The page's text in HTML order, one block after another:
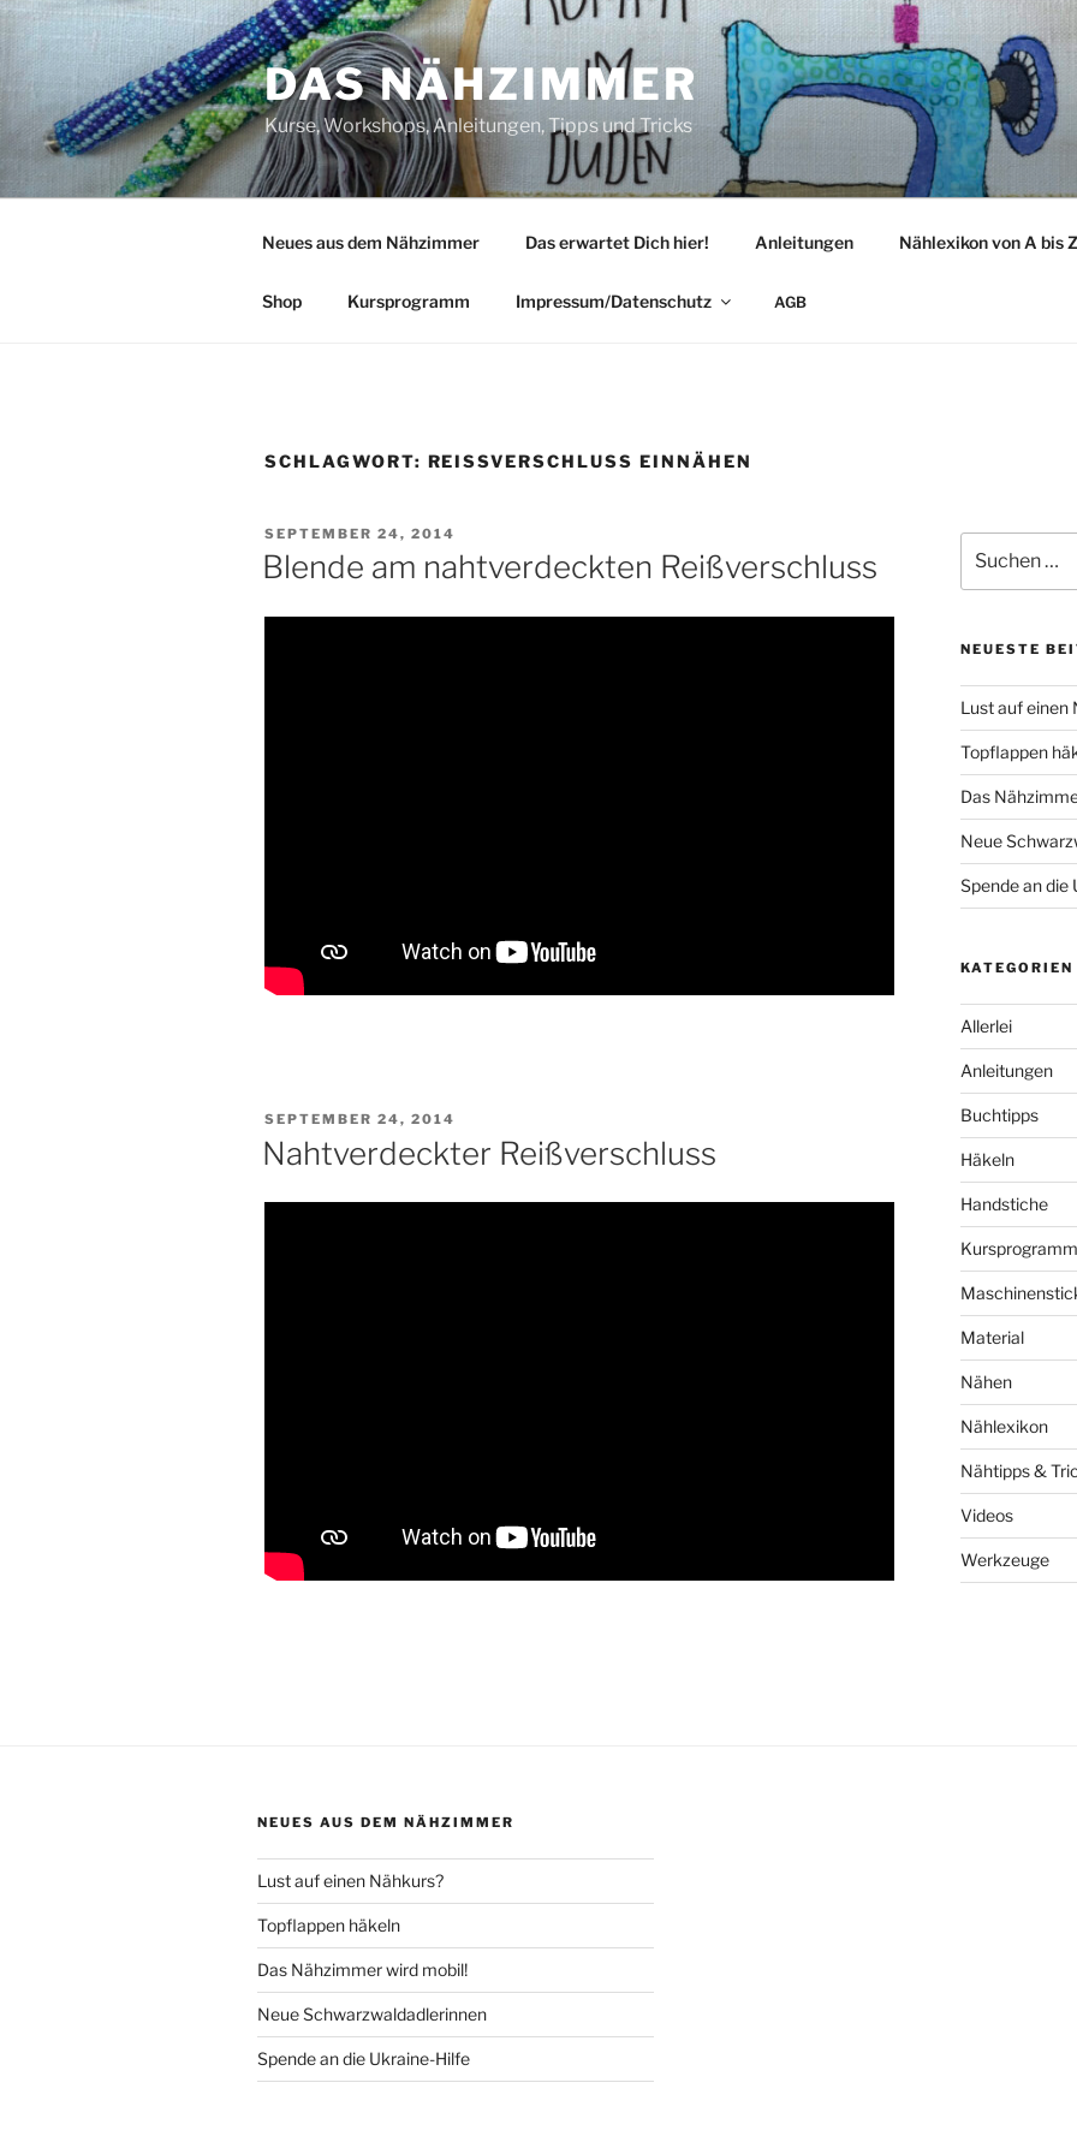
Zum
Inhalt
springen
DAS NÄHZIMMER
Kurse, Workshops, Anleitungen, Tipps und Tricks
Neues aus dem Nähzimmer Das erwartet Dich hier! Anleitungen Nählexikon von A bis Z
Shop Kursprogramm Impressum/Datenschutz AGB
SCHLAGWORT: REISSVERSCHLUSS EINNÄHEN
VERÖFFENTLICHT
AM
SEPTEMBER 24, 2014
Blende am nahtverdeckten Reißverschluss
VERÖFFENTLICHT
SEPTEMBER 24, 2014
Nahtverdeckter Reißverschluss
nach:
NEUESTE
Lust auf einen
Topflappen
Das
Neue
Spende an die
KATEGORIEN
Allerlei
Anleitungen
Buchtipps
Häkeln
Handstiche
Kursprogramm
Material
Nähen
Nählexikon
Nähtipps &
Videos
Werkzeuge
NEUES AUS DEM NÄHZIMMER
Lust auf einen Nähkurs?
Topflappen häkeln
Das Nähzimmer wird mobil!
Neue Schwarzwaldadlerinnen
Spende an die Ukraine-Hilfe